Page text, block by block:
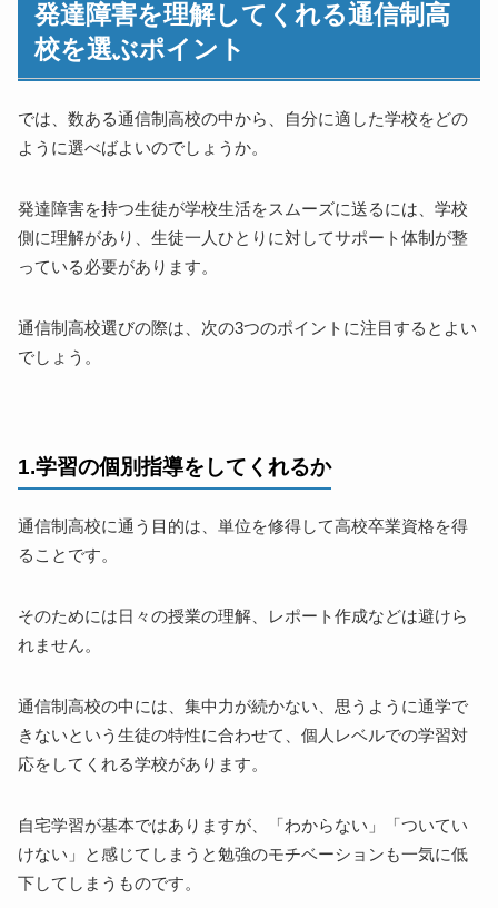
発達障害を理解してくれる通信制高
校を選ぶポイント
では、数ある通信制高校の中から、自分に適した学校をどの
ように選べばよいのでしょうか。
発達障害を持つ生徒が学校生活をスムーズに送るには、学校
側に理解があり、生徒一人ひとりに対してサポート体制が整
っている必要があります。
通信制高校選びの際は、次の3つのポイントに注目するとよい
でしょう。
1.学習の個別指導をしてくれるか
通信制高校に通う目的は、単位を修得して高校卒業資格を得
ることです。
そのためには日々の授業の理解、レポート作成などは避けら
れません。
通信制高校の中には、集中力が続かない、思うように通学で
きないという生徒の特性に合わせて、個人レベルでの学習対
応をしてくれる学校があります。
自宅学習が基本ではありますが、「わからない」「ついてい
けない」と感じてしまうと勉強のモチベーションも一気に低
下してしまうものです。